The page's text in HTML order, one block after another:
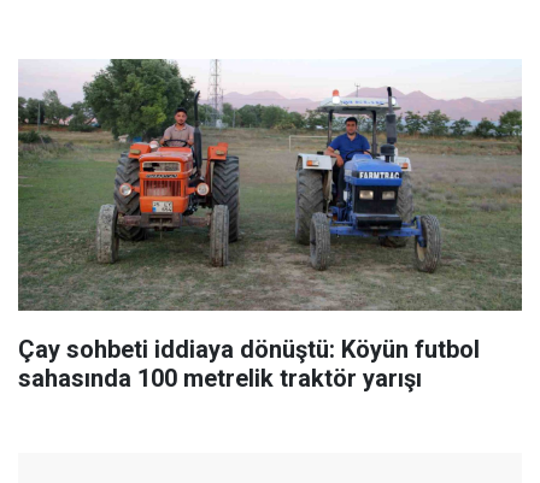
Çay sohbeti iddiaya dönüştü: Köyün futbol
sahasında 100 metrelik traktör yarışı